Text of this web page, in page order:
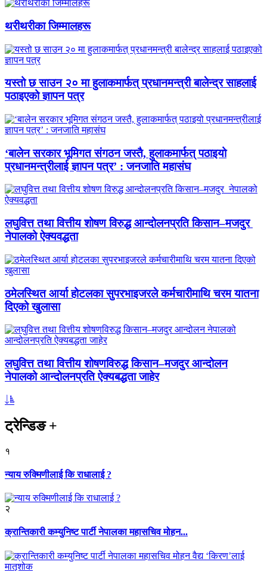
थरीथरीका जिम्मालहरू
यस्तो छ साउन २० मा हुलाकमार्फत् प्रधानमन्त्री बालेन्द्र साहलाई
पठाइएको ज्ञापन पत्र
‘बालेन सरकार भूमिगत संगठन जस्तै, हुलाकमार्फत् पठाइयो
प्रधानमन्त्रीलाई ज्ञापन पत्र’ : जनजाति महासंघ
लघुवित्त तथा वित्तीय शोषण विरुद्ध आन्दोलनप्रति किसान–मजदुर
नेपालको ऐक्यवद्धता
ठमेलस्थित आर्या होटलका सुपरभाइजरले कर्मचारीमाथि चरम यातना
दिएको खुलासा
लघुवित्त तथा वित्तीय शोषणविरुद्ध किसान–मजदुर आन्दोलन
नेपालको आन्दोलनप्रति ऐक्यबद्धता जाहेर
ट्रेन्डिङ+
१
न्याय रुक्मिणीलाई कि राधालाई ?
२
क्रान्तिकारी कम्युनिष्ट पार्टी नेपालका महासचिव मोहन...